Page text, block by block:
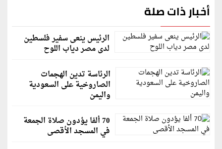
أخبار ذات صلة
الرئيس ينعى سفير فلسطين
لدى مصر دياب اللوح
الرئاسة تدين الهجمات
الصاروخية على السعودية
واليمن
70 ألفا يؤدون صلاة الجمعة
في المسجد الأقصى